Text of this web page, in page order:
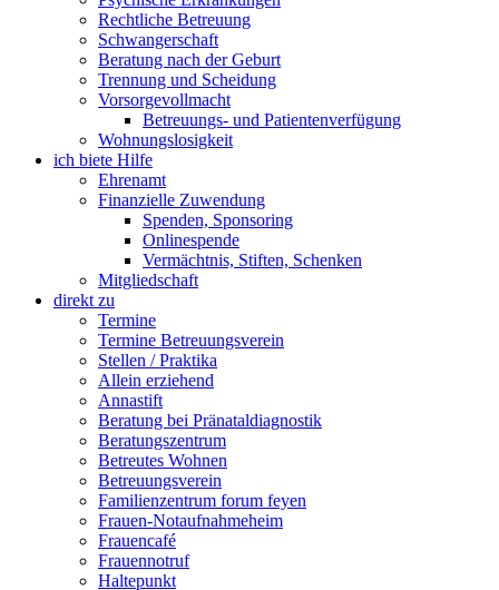
Rechtliche Betreuung
Schwangerschaft
Beratung nach der Geburt
Trennung und Scheidung
Vorsorgevollmacht
Betreuungs- und Patientenverfügung
Wohnungslosigkeit
ich biete Hilfe
Ehrenamt
Finanzielle Zuwendung
Spenden, Sponsoring
Onlinespende
Vermächtnis, Stiften, Schenken
Mitgliedschaft
direkt zu
Termine
Termine Betreuungsverein
Stellen / Praktika
Allein erziehend
Annastift
Beratung bei Pränataldiagnostik
Beratungszentrum
Betreutes Wohnen
Betreuungsverein
Familienzentrum forum feyen
Frauen-Notaufnahmeheim
Frauencafé
Frauennotruf
Haltepunkt